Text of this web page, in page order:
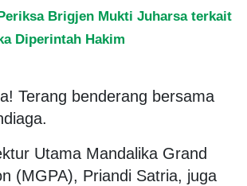
Brigjen Mukti Juharsa terkait
Diperintah Hakim
Terang benderang bersama
Utama Mandalika Grand
(MGPA), Priandi Satria, juga